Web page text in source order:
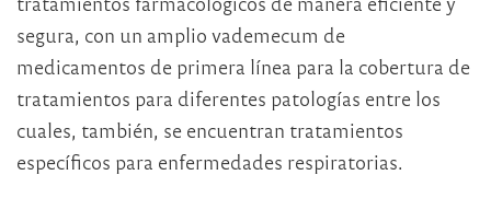
segura, con un amplio vademecum de
medicamentos de primera línea para la cobertura de
tratamientos para diferentes patologías entre los
cuales, también, se encuentran tratamientos
específicos para enfermedades respiratorias.